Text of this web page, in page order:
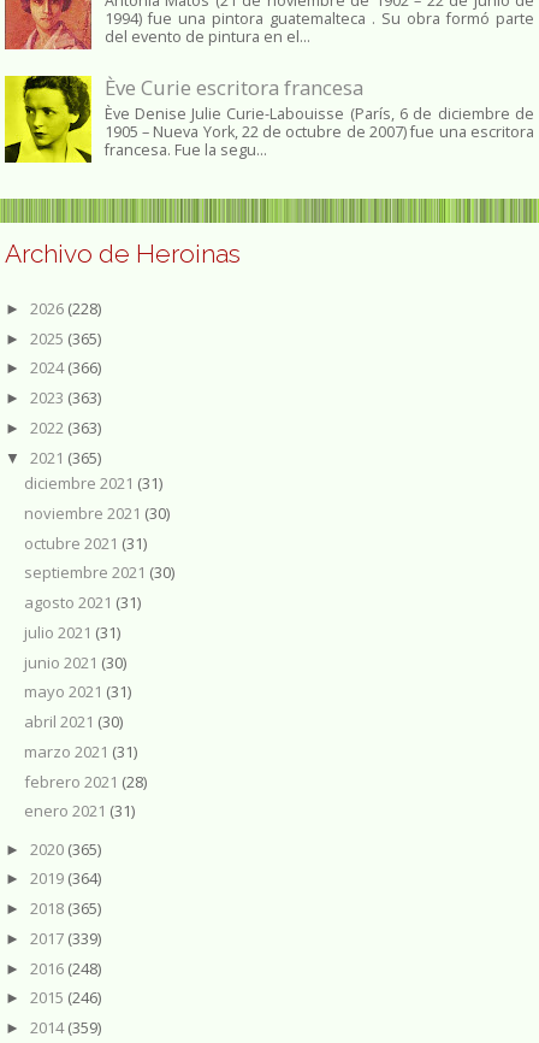
1994) fue una pintora guatemalteca . Su obra formó parte
del evento de pintura en el...
Ève Curie escritora francesa
Ève Denise Julie Curie-Labouisse (París, 6 de diciembre de
1905 – Nueva York, 22 de octubre de 2007) fue una escritora
francesa. Fue la segu...
Archivo de Heroinas
► 2026 (228)
► 2025 (365)
► 2024(366)
► 2023 (363)
► 2022 (363)
▼ 2021 (365)
diciembre 2021 (31)
noviembre 2021 (30)
octubre 2021 (31)
septiembre 2021 (30)
agosto 2021 (31)
julio 2021 (31)
junio 2021 (30)
mayo 2021 (31)
abril 2021 (30)
marzo 2021 (31)
febrero 2021 (28)
enero 2021 (31)
► 2020 (365)
► 2019 (364)
► 2018 (365)
► 2017 (339)
► 2016 (248)
► 2015 (246)
► 2014(359)